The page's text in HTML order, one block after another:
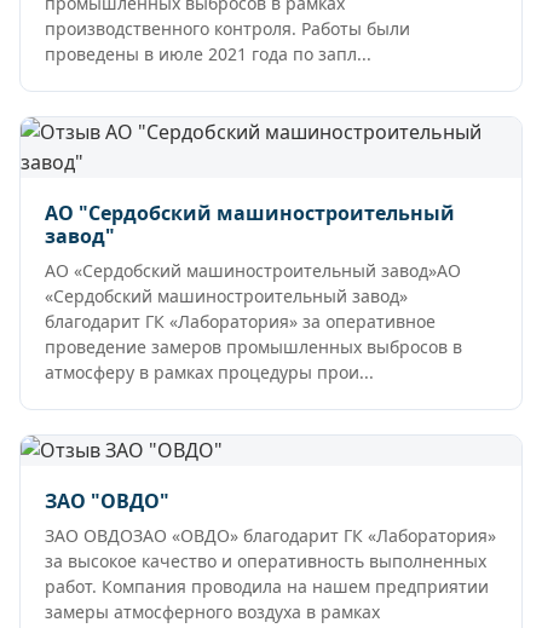
производственного контроля. Работы были
проведены в июле 2021 года по запл...
АО "Сердобский машиностроительный
завод"
АО «Сердобский машиностроительный завод»АО
«Сердобский машиностроительный завод»
благодарит ГК «Лаборатория» за оперативное
проведение замеров промышленных выбросов в
атмосферу в рамках процедуры прои...
ЗАО "ОВДО"
ЗАО ОВДОЗАО «ОВДО» благодарит ГК «Лаборатория»
за высокое качество и оперативность выполненных
работ. Компания проводила на нашем предприятии
замеры атмосферного воздуха в рамках